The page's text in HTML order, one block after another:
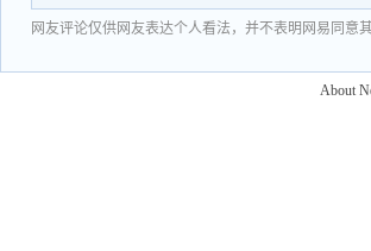
网友评论仅供网友表达个人看法，并不表明网易同意
About